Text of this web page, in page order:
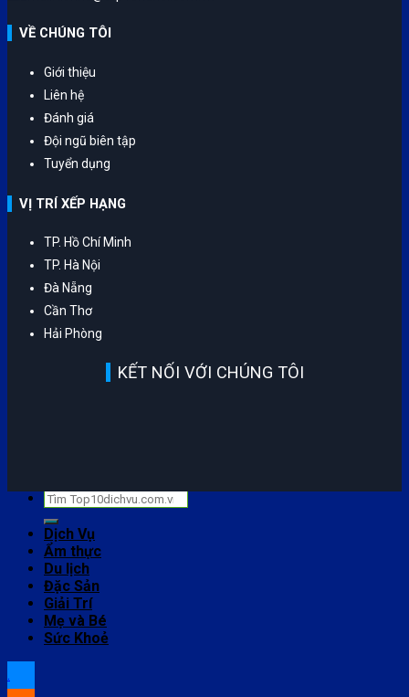
VỀ CHÚNG TÔI
Giới thiệu
Liên hệ
Đánh giá
Đội ngũ biên tập
Tuyển dụng
VỊ TRÍ XẾP HẠNG
TP. Hồ Chí Minh
TP. Hà Nội
Đà Nẵng
Cần Thơ
Hải Phòng
KẾT NỐI VỚI CHÚNG TÔI
Dịch Vụ
Ẩm thực
Du lịch
Đặc Sản
Giải Trí
Mẹ và Bé
Sức Khoẻ
.